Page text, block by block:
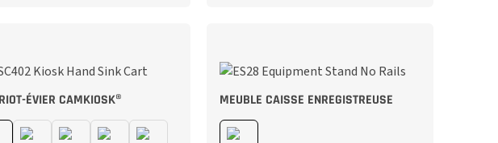
ÉVIER CAMKIOSK® MEUBLE CAISSE ENREGISTREUSE